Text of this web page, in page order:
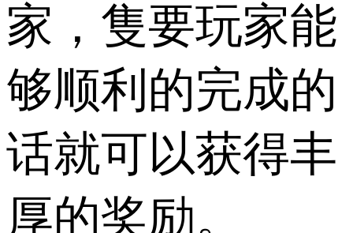
家，隻要玩家能
够顺利的完成的
话就可以获得丰
厚的奖励。